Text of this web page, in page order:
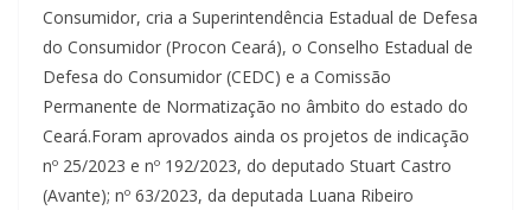
Consumidor, cria a Superintendência Estadual de Defesa
do Consumidor (Procon Ceará), o Conselho Estadual de
Defesa do Consumidor (CEDC) e a Comissão
Permanente de Normatização no âmbito do estado do
Ceará.Foram aprovados ainda os projetos de indicação
nº 25/2023 e nº 192/2023, do deputado Stuart Castro
(Avante); nº 63/2023, da deputada Luana Ribeiro